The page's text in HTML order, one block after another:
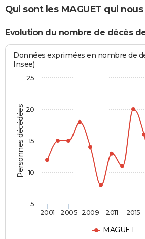
Qui sont les MAGUET qui
Evolution du nombre de décès
Personnes décédées
Données exprimées en nombre de
Insee)
MAGUET
2001 2005 2009 2011 2015
5
10
15
20
25